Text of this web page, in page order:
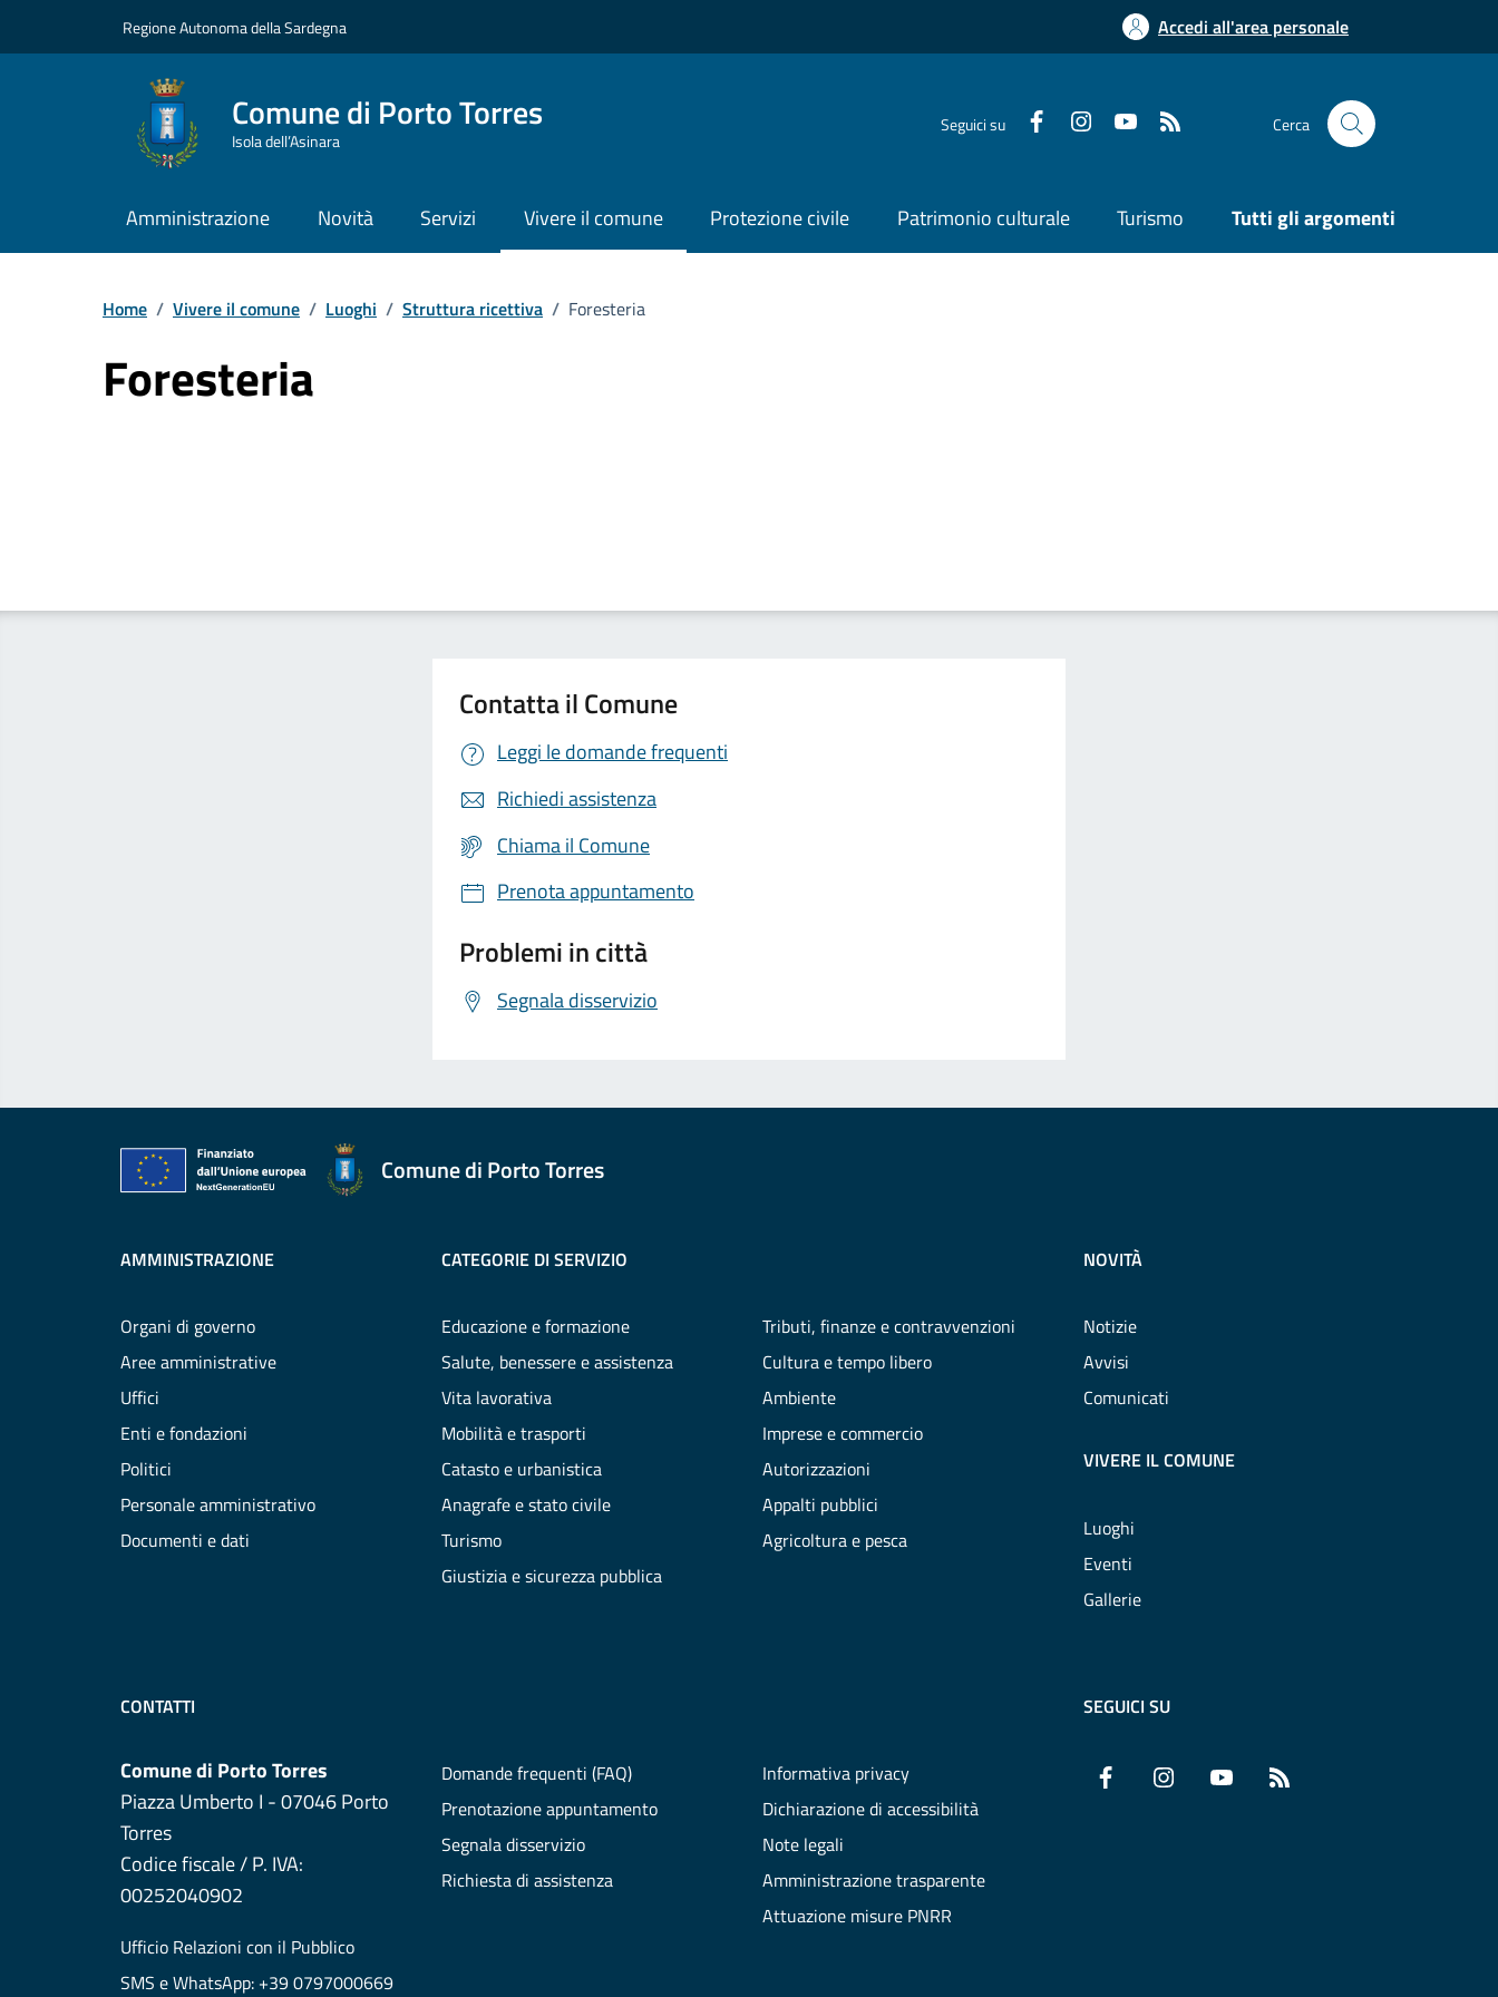
Regione Autonoma della Sardegna Accedi all'area personale
Comune di Porto Torres
Isola dell’Asinara
Seguici su Cerca
Amministrazione Novità Servizi Vivere il comune Protezione civile Patrimonio culturale Turismo Tutti gli argomenti
Home / Vivere il comune / Luoghi / Struttura ricettiva / Foresteria
Foresteria
Contatta il Comune
Leggi le domande frequenti
Richiedi assistenza
Chiama il Comune
Prenota appuntamento
Problemi in città
Segnala disservizio
Comune di Porto Torres
AMMINISTRAZIONE
Organi di governo
Aree amministrative
Uffici
Enti e fondazioni
Politici
Personale amministrativo
Documenti e dati
CATEGORIE DI SERVIZIO
Educazione e formazione
Salute, benessere e assistenza
Vita lavorativa
Mobilità e trasporti
Catasto e urbanistica
Anagrafe e stato civile
Turismo
Giustizia e sicurezza pubblica
Tributi, finanze e contravvenzioni
Cultura e tempo libero
Ambiente
Imprese e commercio
Autorizzazioni
Appalti pubblici
Agricoltura e pesca
NOVITÀ
Notizie
Avvisi
Comunicati
VIVERE IL COMUNE
Luoghi
Eventi
Gallerie
CONTATTI
Comune di Porto Torres
Piazza Umberto I - 07046 Porto
Torres
Codice fiscale / P. IVA:
00252040902
Ufficio Relazioni con il Pubblico
SMS e WhatsApp: +39 0797000669
Domande frequenti (FAQ)
Prenotazione appuntamento
Segnala disservizio
Richiesta di assistenza
Informativa privacy
Dichiarazione di accessibilità
Note legali
Amministrazione trasparente
Attuazione misure PNRR
SEGUICI SU
Facebook InstagramYouTube